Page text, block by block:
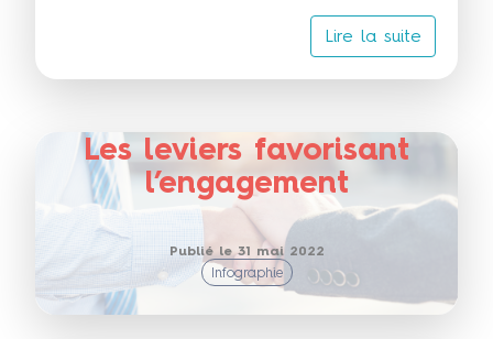
Lire la suite
Les leviers favorisant
l’engagement
Publié le 31 mai 2022
Infographie